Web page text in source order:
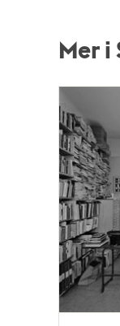
Mer
poster
och
teman